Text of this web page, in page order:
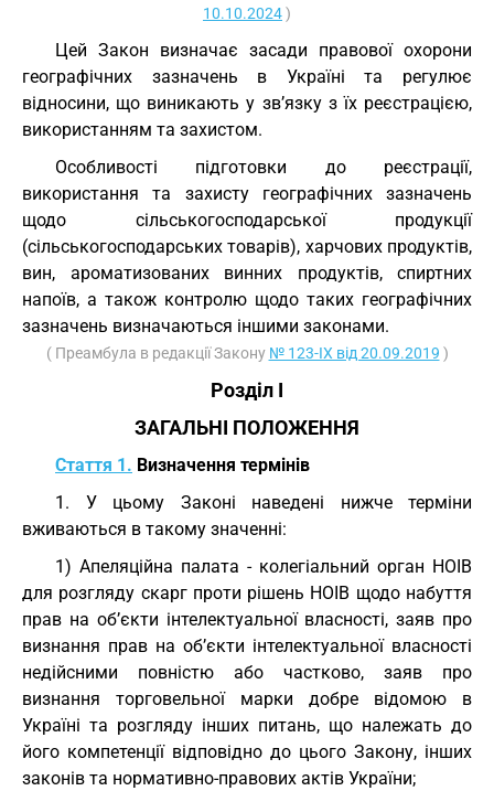
10.10.2024)
Цей Закон визначає засади правової охорони
географічних зазначень в Україні та регулює
відносини, що виникають у зв’язку з їх реєстрацією,
використанням та захистом.
Особливості підготовки до реєстрації,
використання та захисту географічних зазначень
щодо сільськогосподарської продукції
(сільськогосподарських товарів), харчових продуктів,
вин, ароматизованих винних продуктів, спиртних
напоїв, а також контролю щодо таких географічних
зазначень визначаються іншими законами.
( Преамбула в редакції Закону № 123-IX від 20.09.2019 )
Розділ I
ЗАГАЛЬНІ ПОЛОЖЕННЯ
Стаття 1. Визначення термінів
1. У цьому Законі наведені нижче терміни
вживаються в такому значенні:
1) Апеляційна палата - колегіальний орган НОІВ
для розгляду скарг проти рішень НОІВ щодо набуття
прав на об’єкти інтелектуальної власності, заяв про
визнання прав на об’єкти інтелектуальної власності
недійсними повністю або частково, заяв про
визнання торговельної марки добре відомою в
Україні та розгляду інших питань, що належать до
його компетенції відповідно до цього Закону, інших
законів та нормативно-правових актів України;